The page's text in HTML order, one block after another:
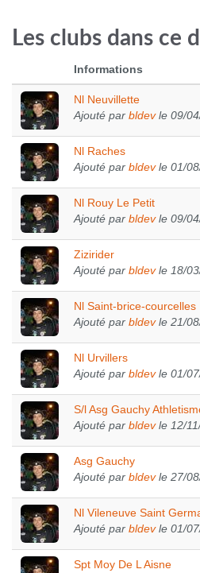
Les clubs dans ce
Informations
Nl Neuvillette
Ajouté par bldevle 09/
Nl Raches
Ajouté par bldevle 01/
Nl Rouy Le Petit
Ajouté par bldevle 09/
Zizirider
Ajouté par bldevle 18/
Nl Saint-brice-courcelles
Ajouté par bldevle 21/
Nl Urvillers
Ajouté par bldevle 01/
S/l Asg Gauchy
Ajouté par bldevle 12/
Asg Gauchy
Ajouté par bldevle 27/
Nl Vileneuve Saint
Ajouté par bldevle 01/
Spt Moy De L Aisne